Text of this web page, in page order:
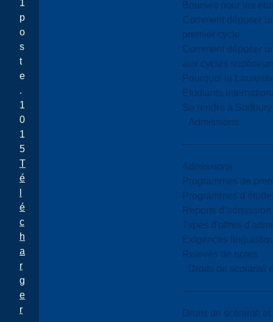
Bourses pour les
Comment déposer
premier cycle
Comment déposer
aux cycles
Pourquoi la
Étudiants
Se rendre à Sudbury
Admissions
Admissions
Programmes de
Programmes
Reports d’admission
Types d'offres
Exigences
Relevés de notes
Droits de scolarité
Droits de scolarité
1
p
o
s
t
e
.
1
0
1
5
T
é
é
c
h
a
r
g
e
r